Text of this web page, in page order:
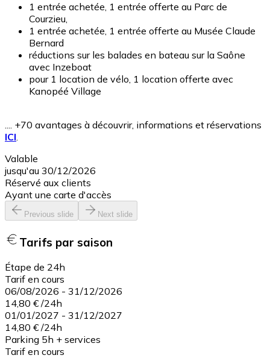
1 entrée achetée, 1 entrée offerte au Parc de
Courzieu,
1 entrée achetée, 1 entrée offerte au Musée Claude
Bernard
réductions sur les balades en bateau sur la Saône
avec Inzeboat
pour 1 location de vélo, 1 location offerte avec
Kanopéé Village
.... +70 avantages à découvrir, informations et réservations
ICI.
Valable
jusqu'au 30/12/2026
Réservé aux clients
Ayant une carte d'accès
Previous slide Next slide
Tarifs par saison
Étape de 24h
Tarif en cours
06/08/2026 - 31/12/2026
14,80 € /24h
01/01/2027 - 31/12/2027
14,80 € /24h
Parking 5h + services
Tarif en cours